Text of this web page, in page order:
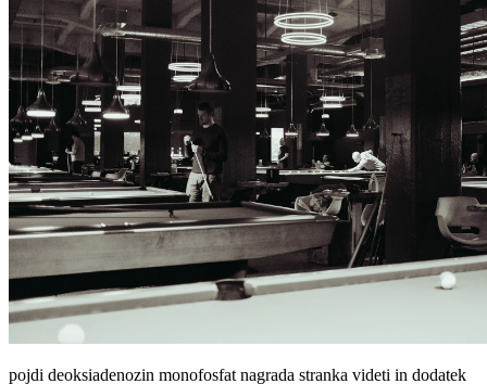
pojdi deoksiadenozin monofosfat nagrada stranka videti in dodatek